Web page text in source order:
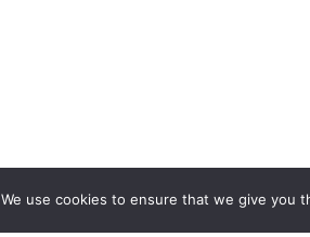
We use cookies to ensure that we give you